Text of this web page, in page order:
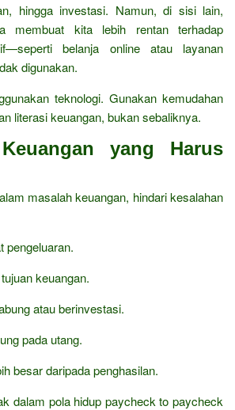
hingga investasi. Namun, di sisi lain,
membuat kita lebih rentan terhadap
belanja online atau layanan
digunakan.
teknologi. Gunakan kemudahan
literasi keuangan, bukan sebaliknya.
yang Harus
masalah keuangan, hindari kesalahan
pengeluaran.
keuangan.
atau berinvestasi.
pada utang.
besar daripada penghasilan.
dalam pola hidup paycheck to paycheck